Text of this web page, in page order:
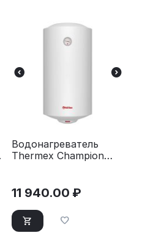
Водонагреватель
Thermex Champion
11 940.00 ₽